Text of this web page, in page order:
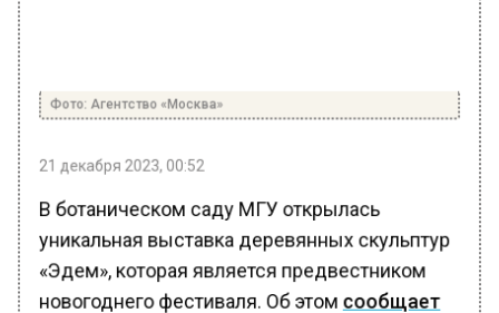
Фото: Агентство «Москва»
21 декабря 2023, 00:52
В ботаническом саду МГУ открылась
уникальная выставка деревянных скульптур
«Эдем», которая является предвестником
новогоднего фестиваля. Об этомсообщает